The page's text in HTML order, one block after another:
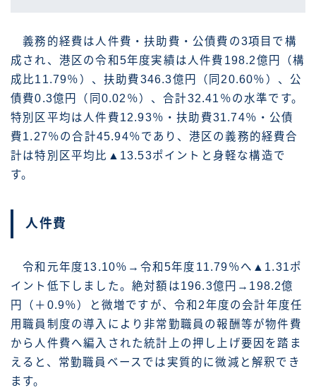
義務的経費は人件費・扶助費・公債費の3項目で構
成され、港区の令和5年度実績は人件費198.2億円（構
成比11.79％）、扶助費346.3億円（同20.60％）、公
債費0.3億円（同0.02％）、合計32.41％の水準です。
特別区平均は人件費12.93％・扶助費31.74％・公債
費1.27％の合計45.94％であり、港区の義務的経費合
計は特別区平均比▲13.53ポイントと身軽な構造で
す。
人件費
令和元年度13.10％→令和5年度11.79％へ▲1.31ポ
イント低下しました。絶対額は196.3億円→198.2億
円（＋0.9％）と微増ですが、令和2年度の会計年度任
用職員制度の導入により非常勤職員の報酬等が物件費
から人件費へ編入された統計上の押し上げ要因を踏ま
えると、常勤職員ベースでは実質的に微減と解釈でき
ます。